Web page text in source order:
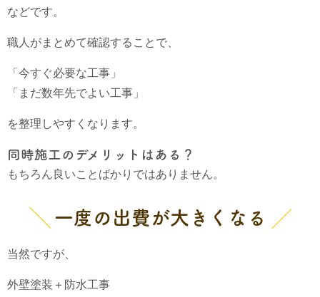
などです。
職人がまとめて確認することで、
「今すぐ必要な工事」
「まだ数年先でよい工事」
を整理しやすくなります。
同時施工のデメリットはある？
もちろん良いことばかりではありません。
一度の出費が大きくなる
当然ですが、
外壁塗装＋防水工事